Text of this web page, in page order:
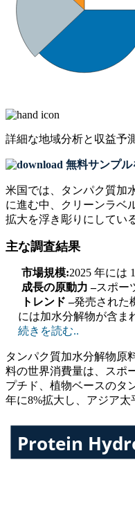
詳細な地域分析と収益予
無料サンプ
米国では、タンパク質加
に進む中、クリーンラベ
拡大を浮き彫りにしている
主な調査結果
市場規模:2025 年には
成長の原動力 –スポー
トレンド –発売された
には加水分解物が含ま
続きを読む..
タンパク質加水分解物原
料の世界消費量は、スポ
プチド、植物ベースのタ
年に8%拡大し、アジア